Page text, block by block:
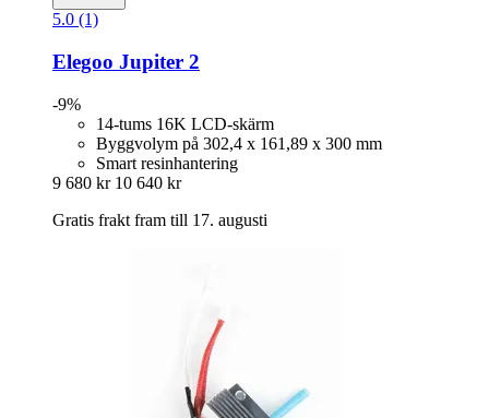
5.0 (1)
Elegoo Jupiter 2
-9%
14-tums 16K LCD-skärm
Byggvolym på 302,4 x 161,89 x 300 mm
Smart resinhantering
9 680 kr 10 640 kr
Gratis frakt fram till 17. augusti